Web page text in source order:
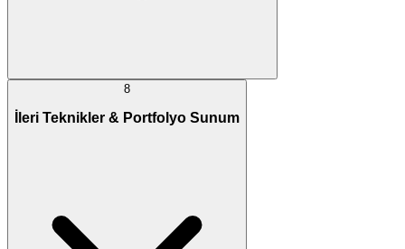
8
İleri Teknikler & Portfolyo Sunum